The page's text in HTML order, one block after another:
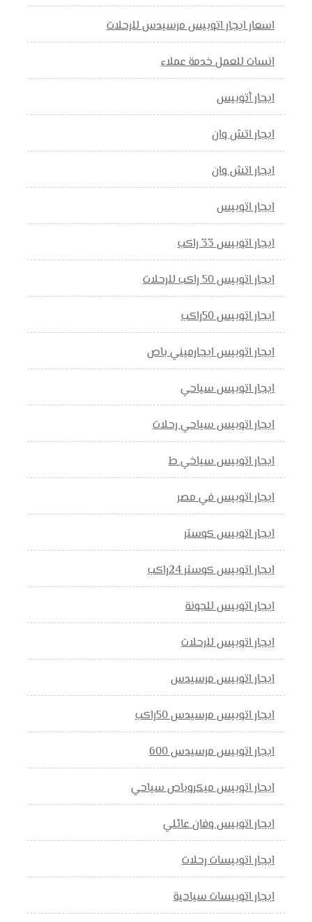
اسعار ايجار اتوبيس مرسيدس للرحلات
انسات للعمل خدمة عملاء
ايجار أتوبيس
ايجار اتش وان
ايجار اتش وان
ايجار اتوبيس
ايجار اتوبيس 33 راكب
ايجار اتوبيس 50 راكب للرحلات
ايجار اتوبيس 50راكب
ايجار اتوبيس ايجارميني باص
ايجار اتوبيس سياحي
ايجار اتوبيس سياحي رحلات
ايجار اتوبيس سياخي ط
ايجار اتوبيس في مصر
ايجار اتوبيس كوستر
ايجار اتوبيس كوستر 24راكب
ايجار اتوبيس للجونة
ايجار اتوبيس للرحلات
ايجار اتوبيس مرسيدس
ايجار اتوبيس مرسيدس 50راكب
ايجار اتوبيس مرسيدس 600
ايجار اتوبيس ميكروباص سياحي
ايجار اتوبيس وفان عائلي
ايجار اتوبيسات رحلات
ايجار اتوبيسات سياحية